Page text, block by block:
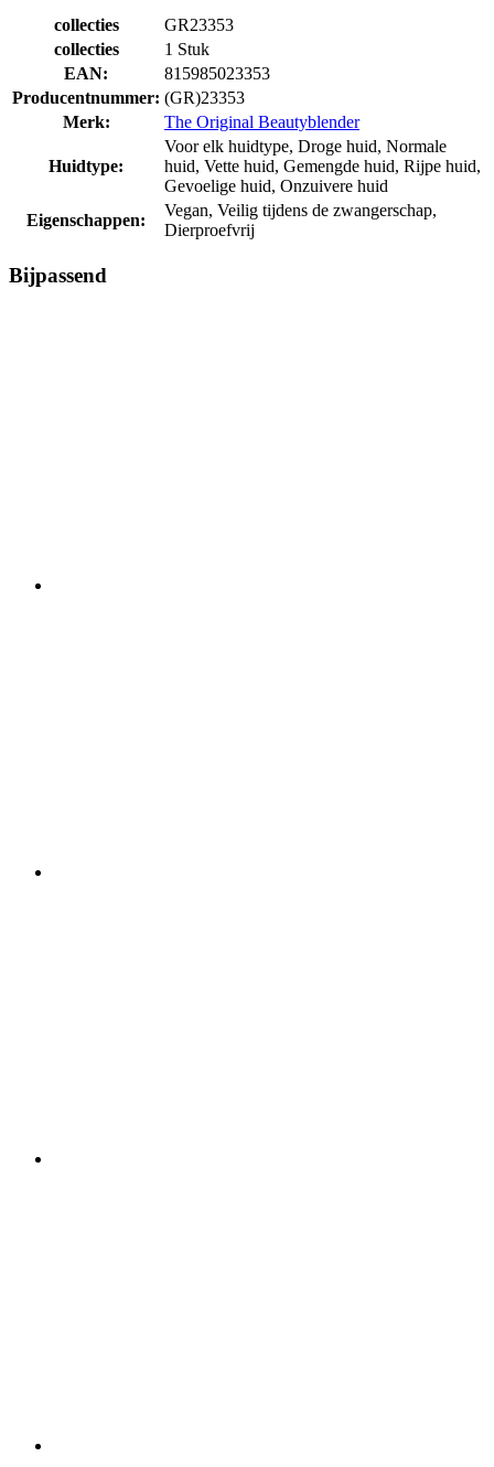
collecties
GR23353
collecties
1 Stuk
EAN:
815985023353
Producentnummer: (GR)23353
Merk:
The Original Beautyblender
Huidtype:
Voor elk huidtype, Droge huid, Normale
huid, Vette huid, Gemengde huid, Rijpe huid,
Gevoelige huid, Onzuivere huid
Eigenschappen:
Vegan, Veilig tijdens de zwangerschap,
Dierproefvrij
Bijpassend